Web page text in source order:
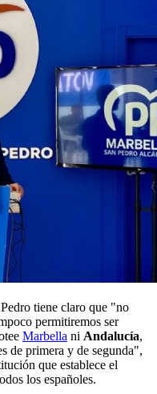
tiene claro que "no
permitiremos ser
Marbella ni Andalucía,
de primera y de segunda",
que establece el
los españoles.